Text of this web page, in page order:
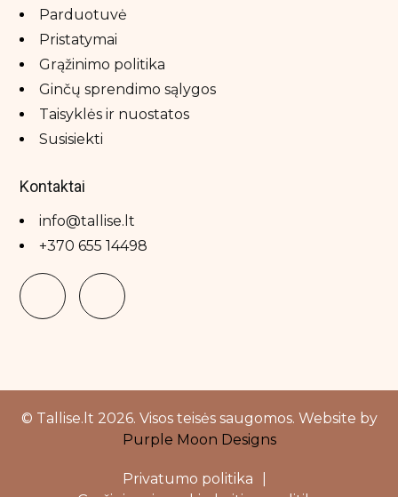
Parduotuvė
Pristatymai
Grąžinimo politika
Ginčų sprendimo sąlygos
Taisyklės ir nuostatos
Susisiekti
Kontaktai
info@tallise.lt
+370 655 14498
© Tallise.lt 2026. Visos teisės saugomos. Website by
Purple Moon Designs
Privatumo politika